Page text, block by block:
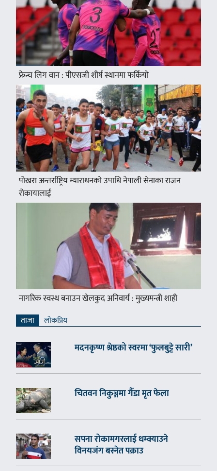
फ्रेन्च लिग वान : पीएसजी शीर्ष स्थानमा फर्कियो
पोखरा अन्तर्राष्ट्रिय म्याराथनको उपाधि नेपाली सेनाका राजन
रोकायालाई
नागरिक स्वस्थ बनाउन खेलकुद अनिवार्य : मुख्यमन्त्री शाही
ताजा लाेकप्रिय
मदनकृष्ण श्रेष्ठको स्वरमा ‘फुलबुट्टे सारी’
चितवन निकुञ्जमा गैँडा मृत फेला
सपना रोकामगरलाई धम्क्याउने
विनयजंग बस्नेत पक्राउ